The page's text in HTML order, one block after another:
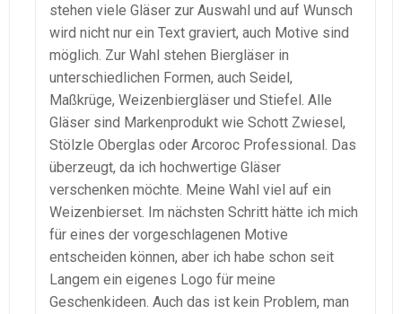
stehen viele Gläser zur Auswahl und auf Wunsch
wird nicht nur ein Text graviert, auch Motive sind
möglich. Zur Wahl stehen Biergläser in
unterschiedlichen Formen, auch Seidel,
Maßkrüge, Weizenbiergläser und Stiefel. Alle
Gläser sind Markenprodukt wie Schott Zwiesel,
Stölzle Oberglas oder Arcoroc Professional. Das
überzeugt, da ich hochwertige Gläser
verschenken möchte. Meine Wahl viel auf ein
Weizenbierset. Im nächsten Schritt hätte ich mich
für eines der vorgeschlagenen Motive
entscheiden können, aber ich habe schon seit
Langem ein eigenes Logo für meine
Geschenkideen. Auch das ist kein Problem, man